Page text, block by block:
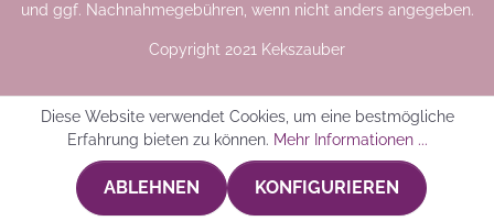
und ggf. Nachnahmegebühren, wenn nicht anders angegeben.
Copyright 2021 Kekszauber
Diese Website verwendet Cookies, um eine bestmögliche
Erfahrung bieten zu können. Mehr Informationen ...
ABLEHNEN KONFIGURIEREN